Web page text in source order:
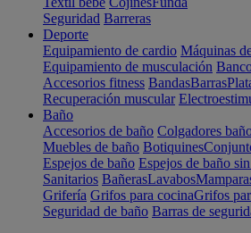
Seguridad Barreras
Deporte
Equipamiento de cardio Máquinas
Equipamiento de musculación
Accesorios fitness BandasBarras
Recuperación muscular
Baño
Accesorios de baño Colgadores
Muebles de baño Botiquines
Espejos de baño Espejos de baño
Sanitarios BañerasLavabos
Grifería Grifos para cocinaGrifos
Seguridad de baño Barras de